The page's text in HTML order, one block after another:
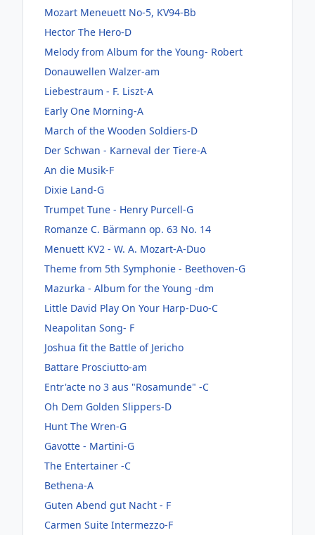
Mozart Meneuett No-5, KV94-Bb
Hector The Hero-D
Melody from Album for the Young- Robert
Donauwellen Walzer-am
Liebestraum - F. Liszt-A
Early One Morning-A
March of the Wooden Soldiers-D
Der Schwan - Karneval der Tiere-A
An die Musik-F
Dixie Land-G
Trumpet Tune - Henry Purcell-G
Romanze C. Bärmann op. 63 No. 14
Menuett KV2 - W. A. Mozart-A-Duo
Theme from 5th Symphonie - Beethoven-G
Mazurka - Album for the Young -dm
Little David Play On Your Harp-Duo-C
Neapolitan Song- F
Joshua fit the Battle of Jericho
Battare Prosciutto-am
Entr'acte no 3 aus "Rosamunde" -C
Oh Dem Golden Slippers-D
Hunt The Wren-G
Gavotte - Martini-G
The Entertainer -C
Bethena-A
Guten Abend gut Nacht - F
Carmen Suite Intermezzo-F